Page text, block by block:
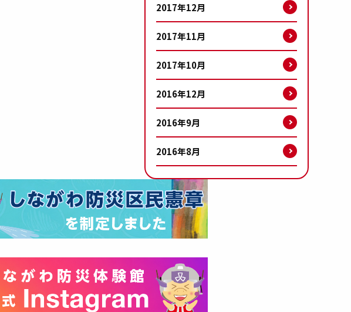
2017年12月
2017年11月
2017年10月
2016年12月
2016年9月
2016年8月